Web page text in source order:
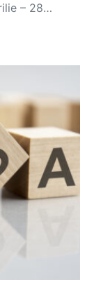
– 28…